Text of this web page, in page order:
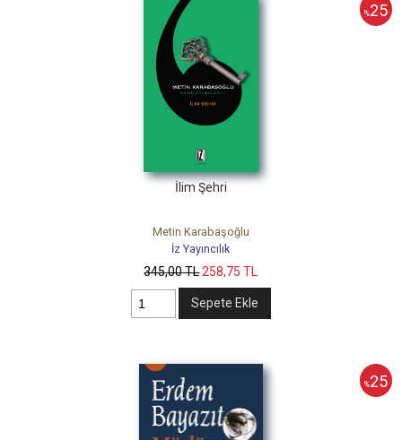
%25
İlim Şehri
Metin Karabaşoğlu
İz Yayıncılık
345,00TL258,75 TL
Sepete Ekle
%25